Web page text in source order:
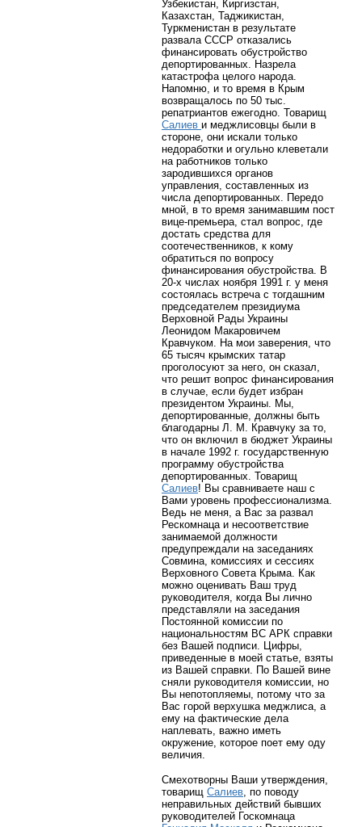
Узбекистан, Киргизстан,
Казахстан, Таджикистан,
Туркменистан в результате
развала СССР отказались
финансировать обустройство
депортированных. Назрела
катастрофа целого народа.
Напомню, и то время в Крым
возвращалось по 50 тыс.
репатриантов ежегодно. Товарищ
Салиев и меджлисовцы были в
стороне, они искали только
недоработки и огульно клеветали
на работников только
зародившихся органов
управления, составленных из
числа депортированных. Передо
мной, в то время занимавшим пост
вице-премьера, стал вопрос, где
достать средства для
соотечественников, к кому
обратиться по вопросу
финансирования обустройства. В
20-х числах ноября 1991 г. у меня
состоялась встреча с тогдашним
председателем президиума
Верховной Рады Украины
Леонидом Макаровичем
Кравчуком. На мои заверения, что
65 тысяч крымских татар
проголосуют за него, он сказал,
что решит вопрос финансирования
в случае, если будет избран
президентом Украины. Мы,
депортированные, должны быть
благодарны Л. М. Кравчуку за то,
что он включил в бюджет Украины
в начале 1992 г. государственную
программу обустройства
депортированных. Товарищ
Салиев! Вы сравниваете наш с
Вами уровень профессионализма.
Ведь не меня, а Вас за развал
Рескомнаца и несоответствие
занимаемой должности
предупреждали на заседаниях
Совмина, комиссиях и сессиях
Верховного Совета Крыма. Как
можно оценивать Ваш труд
руководителя, когда Вы лично
представляли на заседания
Постоянной комиссии по
национальностям ВС АРК справки
без Вашей подписи. Цифры,
приведенные в моей статье, взяты
из Вашей справки. По Вашей вине
сняли руководителя комиссии, но
Вы непотопляемы, потому что за
Вас горой верхушка меджлиса, а
ему на фактические дела
наплевать, важно иметь
окружение, которое поет ему оду
величия.
Смехотворны Ваши утверждения,
товарищ Салиев , по поводу
неправильных действий бывших
руководителей Госкомнаца